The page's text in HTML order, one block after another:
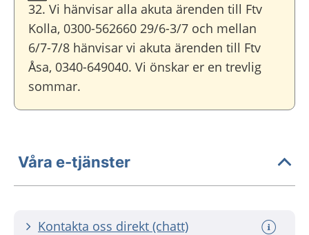
32. Vi hänvisar alla akuta ärenden till Ftv
Kolla, 0300-562660 29/6-3/7 och mellan
6/7-7/8 hänvisar vi akuta ärenden till Ftv
Åsa, 0340-649040. Vi önskar er en trevlig
sommar.
Våra e-tjänster
Kontakta oss direkt (chatt)